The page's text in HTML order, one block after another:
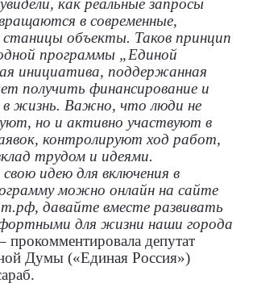
как реальные запросы
в современные,
станицы объекты. Таков принцип
программы „Единой
инициатива, поддержанная
получить финансирование и
в жизнь. Важно, что люди не
но и активно участвуют в
контролируют ход работ,
трудом и идеями.
идею для включения в
можно онлайн на сайте
давайте вместе развивать
для жизни наши города
прокомментировала депутат
Думы («Единая Россия»)